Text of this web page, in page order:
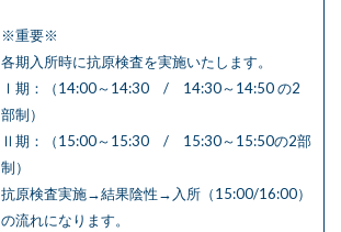
※重要※
各期入所時に抗原検査を実施いたします。
Ⅰ期：（14:00～14:30 / 14:30～14:50 の2
部制）
Ⅱ期：（15:00～15:30 / 15:30～15:50の2部
制）
抗原検査実施→結果陰性→入所（15:00/16:00）
の流れになります。